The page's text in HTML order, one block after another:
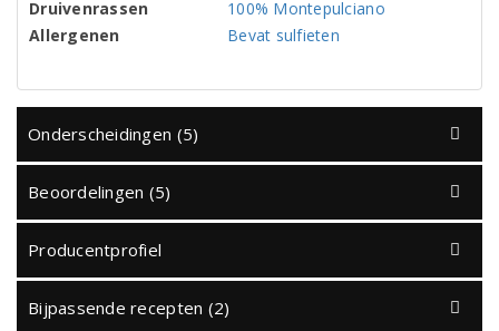
Druivenrassen
100% Montepulciano
Allergenen
Bevat sulfieten
Onderscheidingen (5)
Beoordelingen (5)
Producentprofiel
Bijpassende recepten (2)